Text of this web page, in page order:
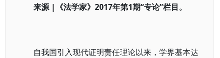
来源 | 《法学家》2017年第1期“专论”栏目。
自我国引入现代证明责任理论以来，学界基本达